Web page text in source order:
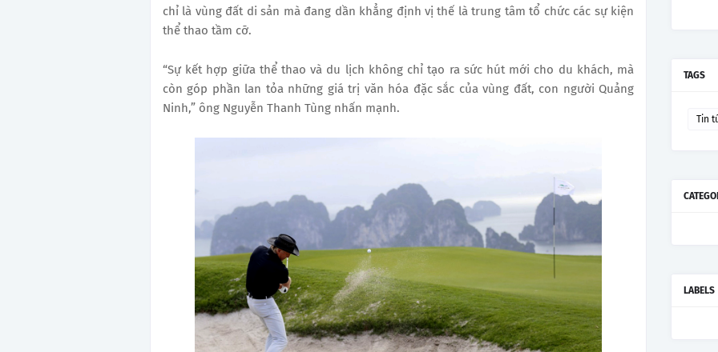
chỉ là vùng đất di sản mà đang dần khẳng định vị thế là trung tâm tổ chức các sự kiện
thể thao tầm cỡ.
“Sự kết hợp giữa thể thao và du lịch không chỉ tạo ra sức hút mới cho du khách, mà
còn góp phần lan tỏa những giá trị văn hóa đặc sắc của vùng đất, con người Quảng
Ninh,” ông Nguyễn Thanh Tùng nhấn mạnh.
TAGS
Tin
LABELS